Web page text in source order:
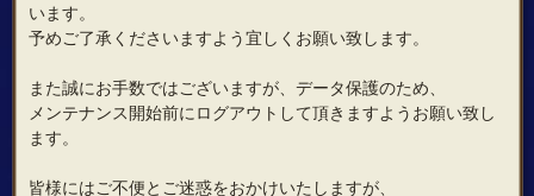
います。
予めご了承くださいますよう宜しくお願い致します。
また誠にお手数ではございますが、データ保護のため、
メンテナンス開始前にログアウトして頂きますようお願い致し
ます。
皆様にはご不便とご迷惑をおかけいたしますが、